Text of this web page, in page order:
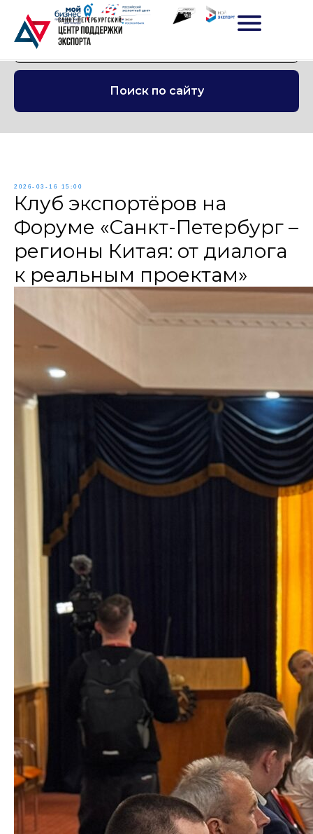
Поиск по сайту
2026-03-16 15:00
Клуб экспортёров на
Форуме «Санкт-Петербург –
регионы Китая: от диалога
к реальным проектам»